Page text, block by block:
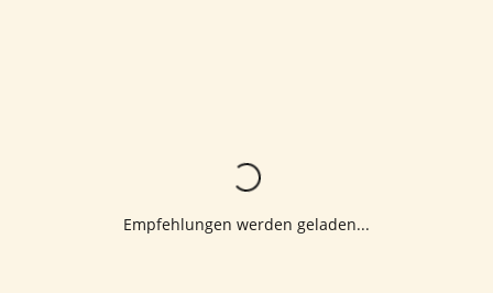
Lädt...
Empfehlungen werden geladen...